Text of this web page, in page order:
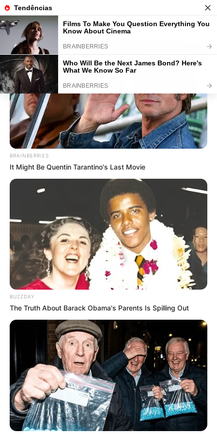
77 Artesanatos com Pneus: Ideias
Incríveis com Passo a Passos
Polar Bear Approaches Fishermen - Watch
BRAINBERRIES
It Might Be Quentin Tarantino's Last Movie
BUZZDAY
The Truth About Barack Obama's Parents Is Spilling Out
Save